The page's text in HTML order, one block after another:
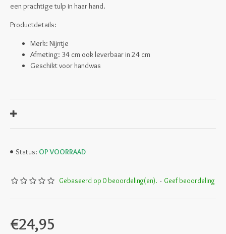
een prachtige tulp in haar hand.
Productdetails:
Merk: Nijntje
Afmeting: 34 cm ook leverbaar in 24 cm
Geschikt voor handwas
Status: OP VOORRAAD
Gebaseerd op 0 beoordeling(en). - Geef beoordeling
€24,95